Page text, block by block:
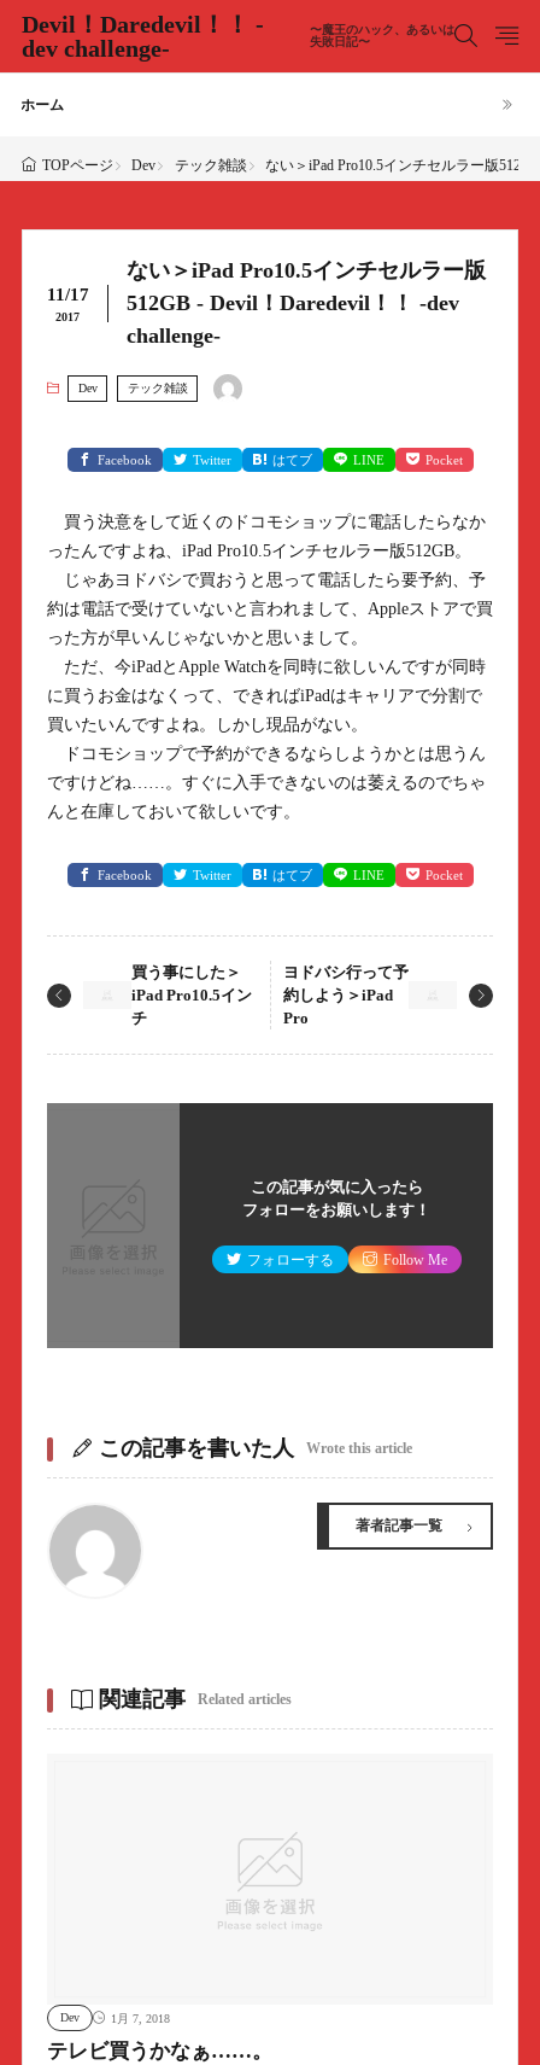
Devil！Daredevil！！ -
dev challenge-
〜魔王のハック、あるいは
失敗日記〜
ホーム
TOPページ Dev テック雑談 ない＞iPad Pro10.5インチセルラー版
11/17
2017
ない＞iPad Pro10.5インチセルラー版
512GB - Devil！Daredevil！！ -dev
challenge-
Dev テック雑談
Facebook Twitter はてブ LINE Pocket
買う決意をして近くのドコモショップに電話したらなか
ったんですよね、iPad Pro10.5インチセルラー版512GB。
じゃあヨドバシで買おうと思って電話したら要予約、予
約は電話で受けていないと言われまして、Appleストアで買
った方が早いんじゃないかと思いまして。
ただ、今iPadとApple Watchを同時に欲しいんですが同時
に買うお金はなくって、できればiPadはキャリアで分割で
買いたいんですよね。しかし現品がない。
ドコモショップで予約ができるならしようかとは思うん
ですけどね……。すぐに入手できないのは萎えるのでちゃ
んと在庫しておいて欲しいです。
Facebook Twitter はてブ LINE Pocket
買う事にした＞
iPad Pro10.5イン
チ
ヨドバシ行って予
約しよう＞iPad
Pro
この記事が気に入ったら
フォローをお願いします！
フォローする Follow Me
この記事を書いた人 Wrote this article
著者記事一覧
関連記事 Related articles
Dev 1月 7, 2018
テレビ買うかなぁ……。